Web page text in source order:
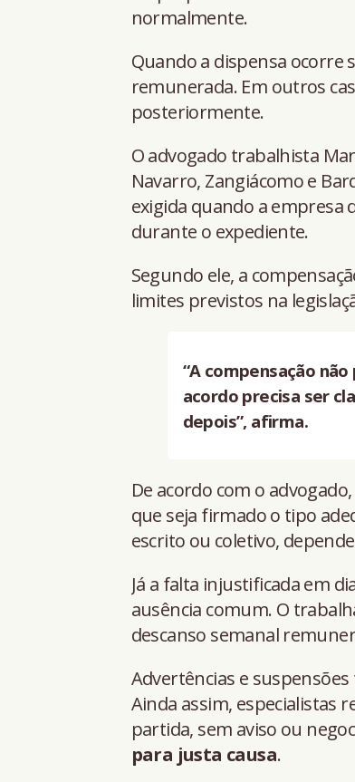
normalmente.
Quando a dispensa ocorre
remunerada. Em outros
posteriormente.
O advogado trabalhista
Navarro, Zangiácomo e
exigida quando a
durante o expediente.
Segundo ele, a
limites previstos na
“A compensação
acordo precisa ser
depois”, afirma.
De acordo com o
que seja firmado o tipo
escrito ou coletivo,
Já a falta injustificada em
ausência comum. O
descanso semanal
Advertências e
Ainda assim, especialistas
partida, sem aviso ou
para justa causa.